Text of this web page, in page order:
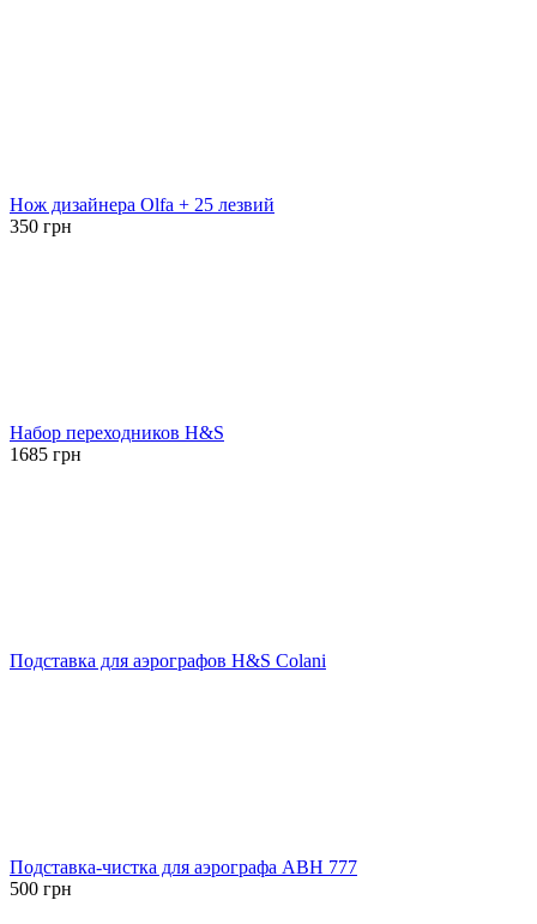
Нож дизайнера Olfa + 25 лезвий
350 грн
Набор переходников H&S
1685 грн
Подставка для аэрографов H&S Colani
Подставка-чистка для аэрографа ABH 777
500 грн